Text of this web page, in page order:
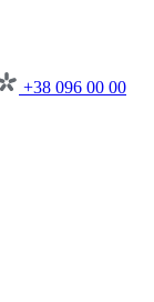
+38 096 00 00